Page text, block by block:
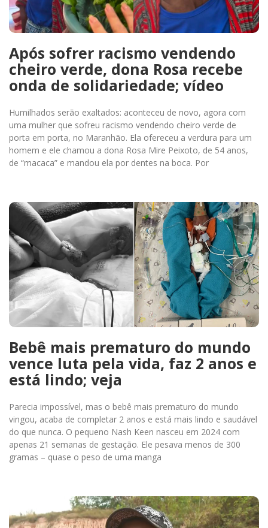
Após sofrer racismo vendendo
cheiro verde, dona Rosa recebe
onda de solidariedade; vídeo
Humilhados serão exaltados: aconteceu de novo, agora com
uma mulher que sofreu racismo vendendo cheiro verde de
porta em porta, no Maranhão. Ela ofereceu a verdura para um
homem e ele chamou a dona Rosa Mire Peixoto, de 54 anos,
de “macaca” e mandou ela por dentes na boca. Por
Bebê mais prematuro do mundo
vence luta pela vida, faz 2 anos e
está lindo; veja
Parecia impossível, mas o bebê mais prematuro do mundo
vingou, acaba de completar 2 anos e está mais lindo e saudável
do que nunca. O pequeno Nash Keen nasceu em 2024 com
apenas 21 semanas de gestação. Ele pesava menos de 300
gramas – quase o peso de uma manga